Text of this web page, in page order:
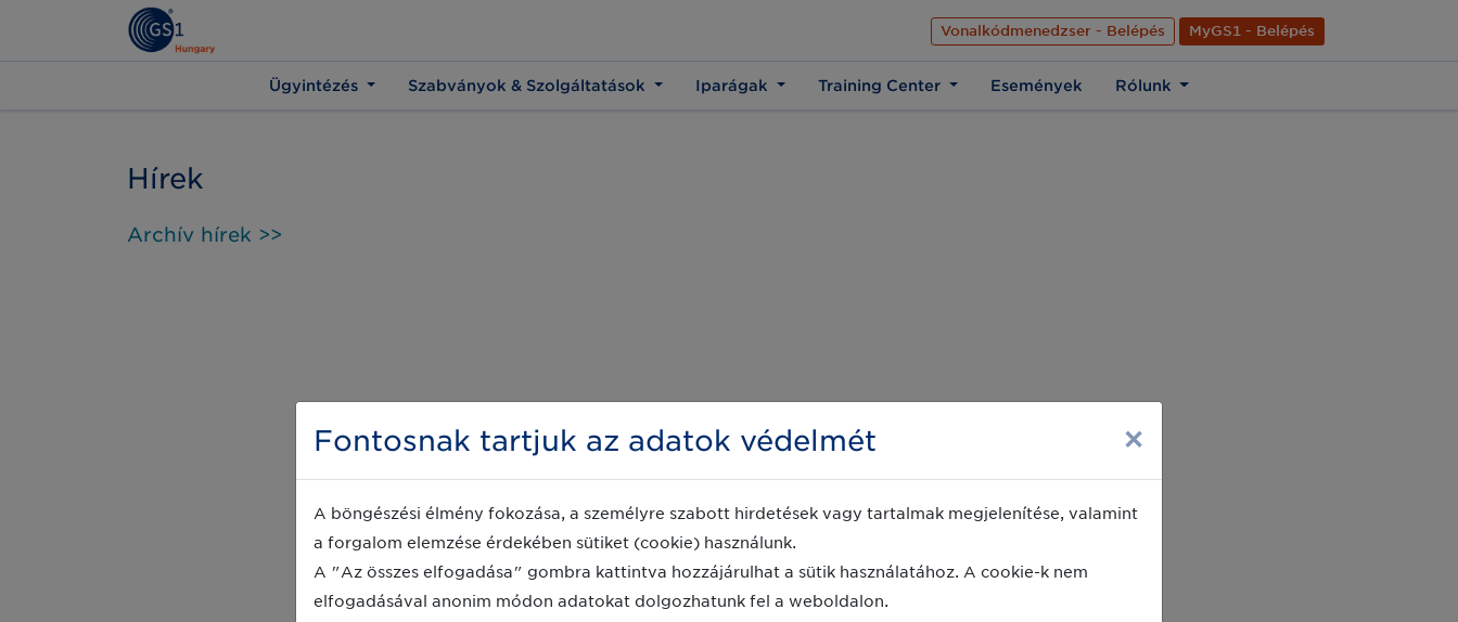
Az üzleti élet közös nyelve Hírek Kapcsolat Rólunk
EN
Vonalkódmenedzser - Belépés
MyGS1 - Belépés
Ügyintézés Szabványok & Szolgáltatások Iparágak Training Center Események Rólunk
Hírek
Archív hírek >>
Fontosnak tartjuk az adatok védelmét ×
A böngészési élmény fokozása, a személyre szabott hirdetések vagy tartalmak megjelenítése, valamint
a forgalom elemzése érdekében sütiket (cookie) használunk.
A "Az összes elfogadása" gombra kattintva hozzájárulhat a sütik használatához. A cookie-k nem
elfogadásával anonim módon adatokat dolgozhatunk fel a weboldalon.